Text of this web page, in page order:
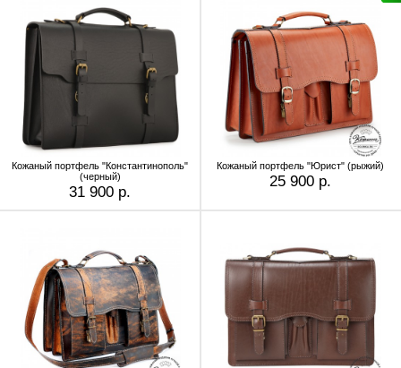
Кожаный портфель "Константинополь"
(черный)
31 900 р.
Кожаный портфель "Юрист" (рыжий)
25 900 р.